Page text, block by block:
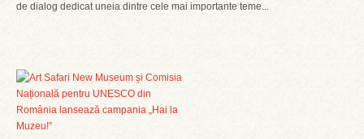
de dialog dedicat uneia dintre cele mai importante teme...